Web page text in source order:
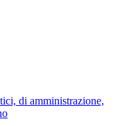
di amministrazione,